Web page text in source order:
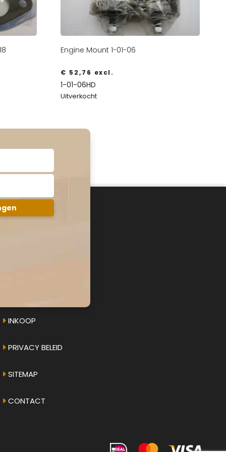
Engine Mount 1-01-06
€ 52,76 excl.
1-01-06HD
Uitverkocht
INKOOP
PRIVACY BELEID
SITEMAP
CONTACT